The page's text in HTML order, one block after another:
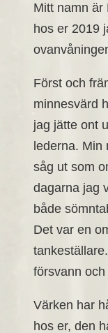
Mitt namn är
hos er 2019
Först och
minnesvärd
jag jätte ont
lederna. Min
såg ut som
dagarna jag
både
Det var en
försvann
Värken har
hos er, den